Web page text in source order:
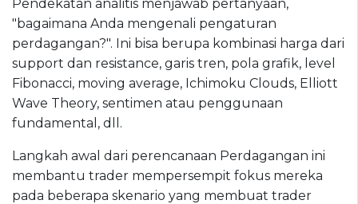
Pendekatan analitis menjawab pertanyaan,
"bagaimana Anda mengenali pengaturan
perdagangan?". Ini bisa berupa kombinasi harga dari
support dan resistance, garis tren, pola grafik, level
Fibonacci, moving average, Ichimoku Clouds, Elliott
Wave Theory, sentimen atau penggunaan
fundamental, dll.
Langkah awal dari perencanaan Perdagangan ini
membantu trader mempersempit fokus mereka
pada beberapa skenario yang membuat trader